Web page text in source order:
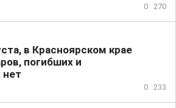
0 270
в Красноярском крае
погибших и
нет
0 233